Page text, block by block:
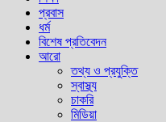
প্রবাস
ধর্ম
বিশেষ প্রতিবেদন
আরো
তথ্য ও প্রযুক্তি
স্বাস্থ্য
চাকরি
মিডিয়া